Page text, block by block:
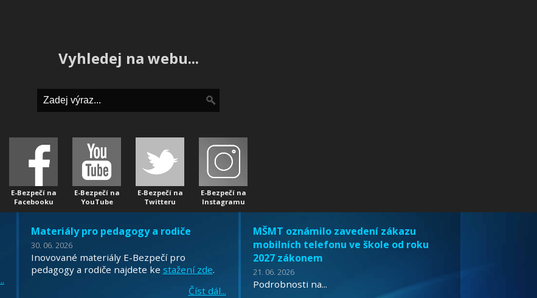
Vyhledej na webu...
E-Bezpečí na
Facebooku
E-Bezpečí na
YouTube
E-Bezpečí na
Twitteru
E-Bezpečí na
Instagramu
Materiály pro pedagogy a rodiče
30. 06. 2026
Inovované materiály E-Bezpečí pro
pedagogy a rodiče najdete ke stažení zde.
Číst dál...
MŠMT oznámilo zavedení zákazu
mobilních telefonu ve škole od roku
2027 zákonem
21. 06. 2026
Podrobnosti na...